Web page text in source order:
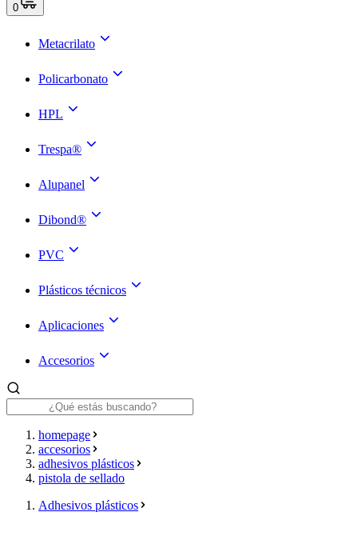
0
Metacrilato
Policarbonato
HPL
Trespa®
Alupanel
Dibond®
PVC
Plásticos técnicos
Aplicaciones
Accesorios
homepage
accesorios
adhesivos plásticos
pistola de sellado
Adhesivos plásticos